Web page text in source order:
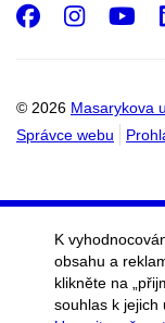
© 2026 Masarykova
Správce webu
K
obsahu a
klikněte na
souhlas k jejich